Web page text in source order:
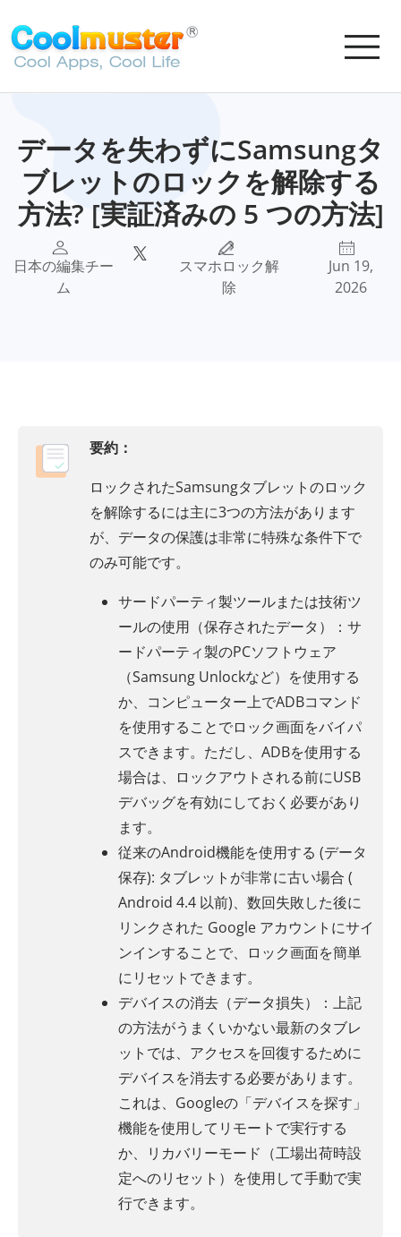
データを失わずにSamsungタ
ブレットのロックを解除する
方法? [実証済みの 5 つの方法]
日本の編集チー
ム
スマホロック解
除
Jun 19,
2026
要約：
ロックされたSamsungタブレットのロック
を解除するには主に3つの方法があります
が、データの保護は非常に特殊な条件下で
のみ可能です。
サードパーティ製ツールまたは技術ツ
ールの使用（保存されたデータ）：サ
ードパーティ製のPCソフトウェア
（Samsung Unlockなど）を使用する
か、コンピューター上でADBコマンド
を使用することでロック画面をバイパ
スできます。ただし、ADBを使用する
場合は、ロックアウトされる前にUSB
デバッグを有効にしておく必要があり
ます。
従来のAndroid機能を使用する (データ
保存): タブレットが非常に古い場合 (
Android 4.4 以前)、数回失敗した後に
リンクされた Google アカウントにサイ
ンインすることで、ロック画面を簡単
にリセットできます。
デバイスの消去（データ損失）：上記
の方法がうまくいかない最新のタブレ
ットでは、アクセスを回復するために
デバイスを消去する必要があります。
これは、Googleの「デバイスを探す」
機能を使用してリモートで実行する
か、リカバリーモード（工場出荷時設
定へのリセット）を使用して手動で実
行できます。